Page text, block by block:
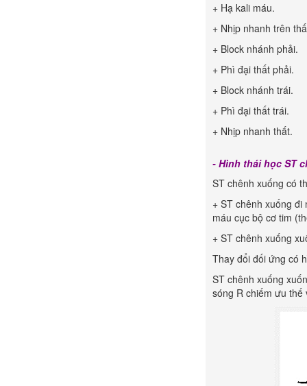
+ Hạ kali máu.
+ Nhịp nhanh trên
+ Block nhánh phải.
+ Phì đại thất phải.
+ Block nhánh trái.
+ Phì đại thất trái.
+ Nhịp nhanh thất.
- Hình thái học ST
ST chênh xuống có
+ ST chênh xuống
máu cục bộ cơ tim
+ ST chênh xuống
Thay đổi đối ứng có
ST chênh xuống
sóng R chiếm ưu